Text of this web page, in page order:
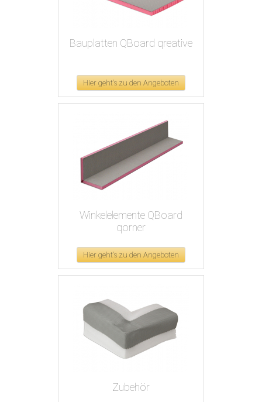
Bauplatten QBoard qreative
Hier geht's zu den Angeboten
Winkelelemente QBoard
qorner
Hier geht's zu den Angeboten
Zubehör